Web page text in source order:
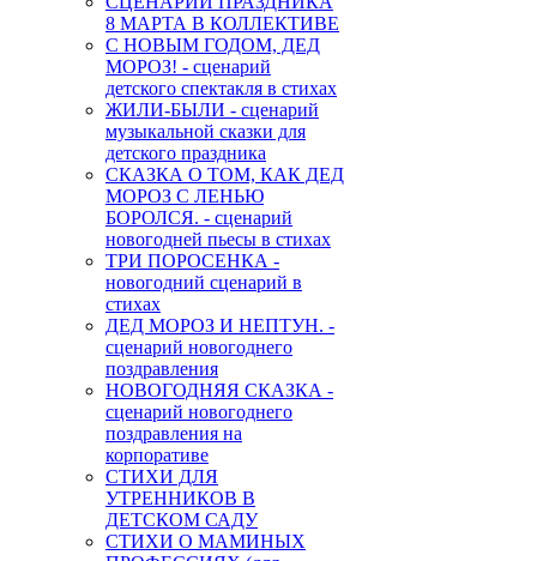
8 МАРТА В КОЛЛЕКТИВЕ
С НОВЫМ ГОДОМ, ДЕД
МОРОЗ! - сценарий
детского спектакля в стихах
ЖИЛИ-БЫЛИ - сценарий
музыкальной сказки для
детского праздника
СКАЗКА О ТОМ, КАК ДЕД
МОРОЗ С ЛЕНЬЮ
БОРОЛСЯ. - сценарий
новогодней пьесы в стихах
ТРИ ПОРОСЕНКА -
новогодний сценарий в
стихах
ДЕД МОРОЗ И НЕПТУН. -
сценарий новогоднего
поздравления
НОВОГОДНЯЯ СКАЗКА -
сценарий новогоднего
поздравления на
корпоративе
СТИХИ ДЛЯ
УТРЕННИКОВ В
ДЕТСКОМ САДУ
СТИХИ О МАМИНЫХ